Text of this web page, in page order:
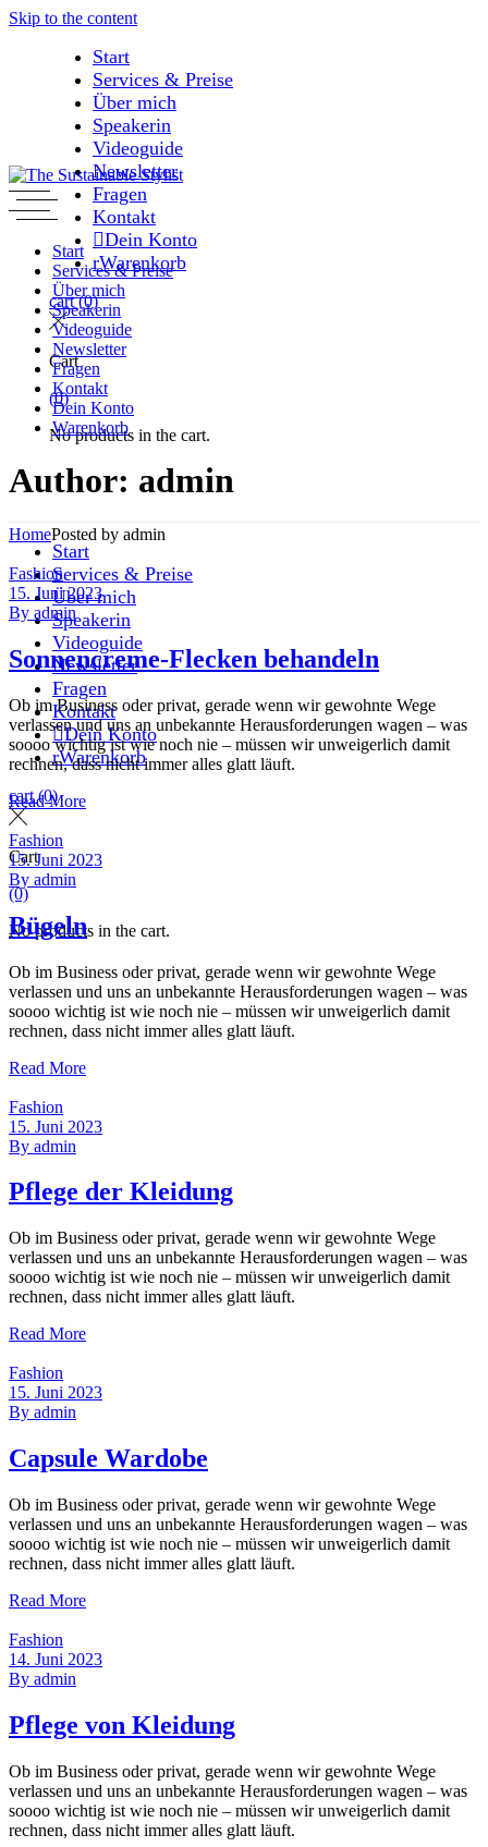
Skip to the content
Start
Services & Preise
Über mich
Speakerin
Videoguide
Newsletter
Fragen
Kontakt
Dein Konto
Warenkorb
cart (0)
Cart
(0)
No products in the cart.
Start
Services & Preise
Über mich
Speakerin
Videoguide
Newsletter
Fragen
Kontakt
Dein Konto
Warenkorb
cart (0)
Cart
(0)
No products in the cart.
Start
Services & Preise
Über mich
Speakerin
Videoguide
Newsletter
Fragen
Kontakt
Dein Konto
Warenkorb
Author: admin
HomePosted by admin
Fashion
15. Juni 2023
By admin
Sonnencreme-Flecken behandeln
Ob im Business oder privat, gerade wenn wir gewohnte Wege
verlassen und uns an unbekannte Herausforderungen wagen – was
soooo wichtig ist wie noch nie – müssen wir unweigerlich damit
rechnen, dass nicht immer alles glatt läuft.
Read More
Fashion
15. Juni 2023
By admin
Bügeln
Ob im Business oder privat, gerade wenn wir gewohnte Wege
verlassen und uns an unbekannte Herausforderungen wagen – was
soooo wichtig ist wie noch nie – müssen wir unweigerlich damit
rechnen, dass nicht immer alles glatt läuft.
Read More
Fashion
15. Juni 2023
By admin
Pflege der Kleidung
Ob im Business oder privat, gerade wenn wir gewohnte Wege
verlassen und uns an unbekannte Herausforderungen wagen – was
soooo wichtig ist wie noch nie – müssen wir unweigerlich damit
rechnen, dass nicht immer alles glatt läuft.
Read More
Fashion
15. Juni 2023
By admin
Capsule Wardobe
Ob im Business oder privat, gerade wenn wir gewohnte Wege
verlassen und uns an unbekannte Herausforderungen wagen – was
soooo wichtig ist wie noch nie – müssen wir unweigerlich damit
rechnen, dass nicht immer alles glatt läuft.
Read More
Fashion
14. Juni 2023
By admin
Pflege von Kleidung
Ob im Business oder privat, gerade wenn wir gewohnte Wege
verlassen und uns an unbekannte Herausforderungen wagen – was
soooo wichtig ist wie noch nie – müssen wir unweigerlich damit
rechnen, dass nicht immer alles glatt läuft.